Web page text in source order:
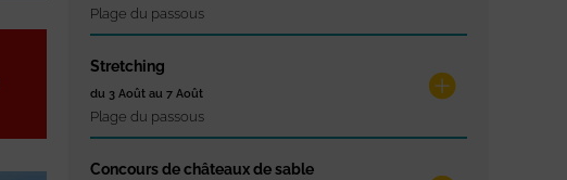
Plage du passous
Stretching
du 3 Août au 7 Août
Plage du passous
Concours de châteaux de sable